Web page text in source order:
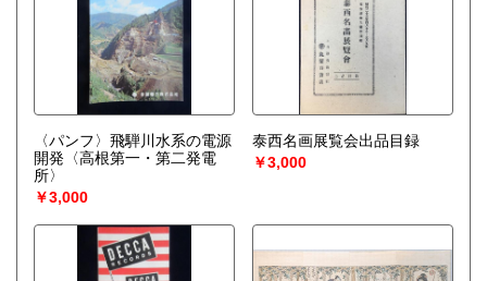
〈パンフ〉飛騨川水系の電源
開発〈高根第一・第二発電
所〉
￥3,000
泰西名画展覧会出品目録
￥3,000